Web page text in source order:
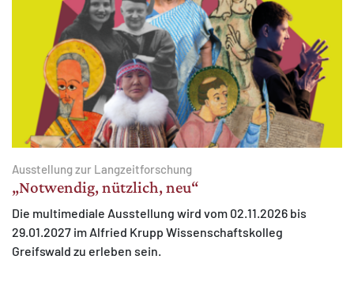
Ausstellung zur Langzeitforschung
„Notwendig, nützlich, neu“
Die multimediale Ausstellung wird vom 02.11.2026 bis
29.01.2027 im Alfried Krupp Wissenschaftskolleg
Greifswald zu erleben sein.